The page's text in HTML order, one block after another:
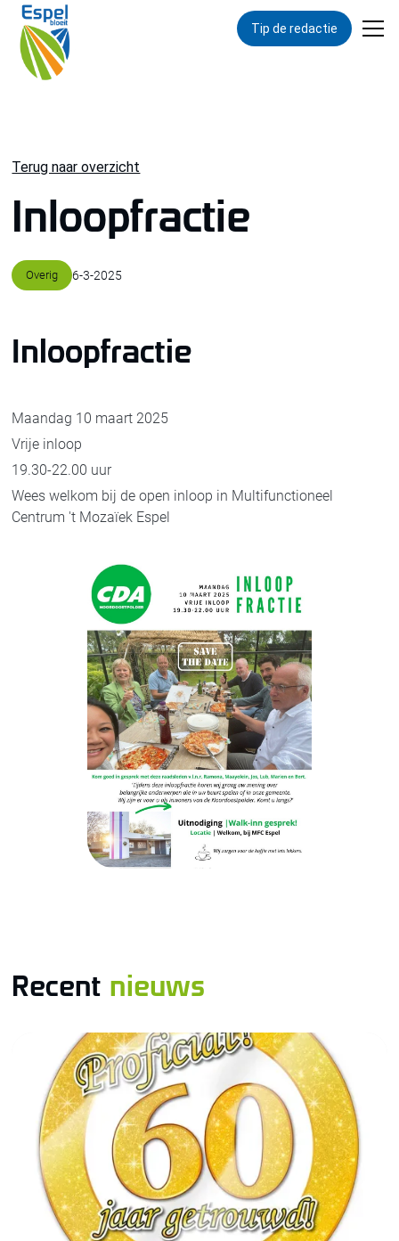
Tip de redactie
Terug naar overzicht
Inloopfractie
Overig 6-3-2025
Inloopfractie
Maandag 10 maart 2025
Vrije inloop
19.30-22.00 uur
Wees welkom bij de open inloop in Multifunctioneel
Centrum 't Mozaïek Espel
Recent nieuws